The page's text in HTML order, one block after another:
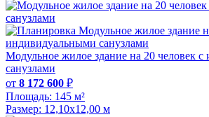
Модульное жилое здание на 20 человек
санузлами
от 8 172 600 ₽
Площадь: 145 м²
Размер: 12,10х12,00 м